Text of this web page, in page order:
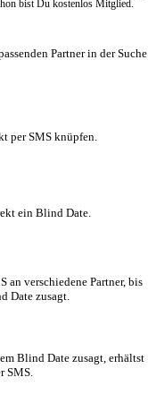
bist Du kostenlos Mitglied.
Partner in der Suche
per SMS knüpfen.
ein Blind Date.
an verschiedene Partner, bis
Date zusagt.
Blind Date zusagt, erhältst
SMS.